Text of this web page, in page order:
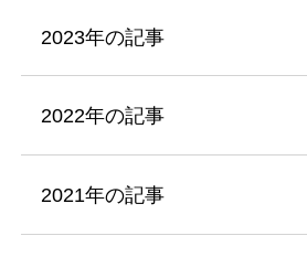
2023年の記事
2022年の記事
2021年の記事